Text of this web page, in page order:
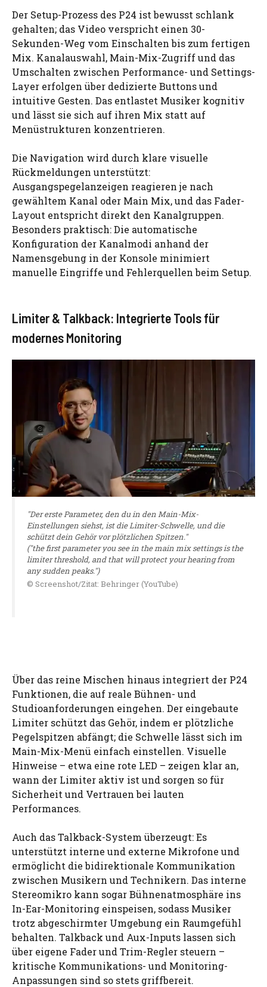
Der Setup-Prozess des P24 ist bewusst schlank
gehalten; das Video verspricht einen 30-
Sekunden-Weg vom Einschalten bis zum fertigen
Mix. Kanalauswahl, Main-Mix-Zugriff und das
Umschalten zwischen Performance- und Settings-
Layer erfolgen über dedizierte Buttons und
intuitive Gesten. Das entlastet Musiker kognitiv
und lässt sie sich auf ihren Mix statt auf
Menüstrukturen konzentrieren.
Die Navigation wird durch klare visuelle
Rückmeldungen unterstützt:
Ausgangspegelanzeigen reagieren je nach
gewähltem Kanal oder Main Mix, und das Fader-
Layout entspricht direkt den Kanalgruppen.
Besonders praktisch: Die automatische
Konfiguration der Kanalmodi anhand der
Namensgebung in der Konsole minimiert
manuelle Eingriffe und Fehlerquellen beim Setup.
Limiter & Talkback: Integrierte Tools für
modernes Monitoring
"Der erste Parameter, den du in den Main-Mix-
Einstellungen siehst, ist die Limiter-Schwelle, und die
schützt dein Gehör vor plötzlichen Spitzen."
("the first parameter you see in the main mix settings is the
limiter threshold, and that will protect your hearing from
any sudden peaks.")
© Screenshot/Zitat: Behringer (YouTube)
Über das reine Mischen hinaus integriert der P24
Funktionen, die auf reale Bühnen- und
Studioanforderungen eingehen. Der eingebaute
Limiter schützt das Gehör, indem er plötzliche
Pegelspitzen abfängt; die Schwelle lässt sich im
Main-Mix-Menü einfach einstellen. Visuelle
Hinweise – etwa eine rote LED – zeigen klar an,
wann der Limiter aktiv ist und sorgen so für
Sicherheit und Vertrauen bei lauten
Performances.
Auch das Talkback-System überzeugt: Es
unterstützt interne und externe Mikrofone und
ermöglicht die bidirektionale Kommunikation
zwischen Musikern und Technikern. Das interne
Stereomikro kann sogar Bühnenatmosphäre ins
In-Ear-Monitoring einspeisen, sodass Musiker
trotz abgeschirmter Umgebung ein Raumgefühl
behalten. Talkback und Aux-Inputs lassen sich
über eigene Fader und Trim-Regler steuern –
kritische Kommunikations- und Monitoring-
Anpassungen sind so stets griffbereit.